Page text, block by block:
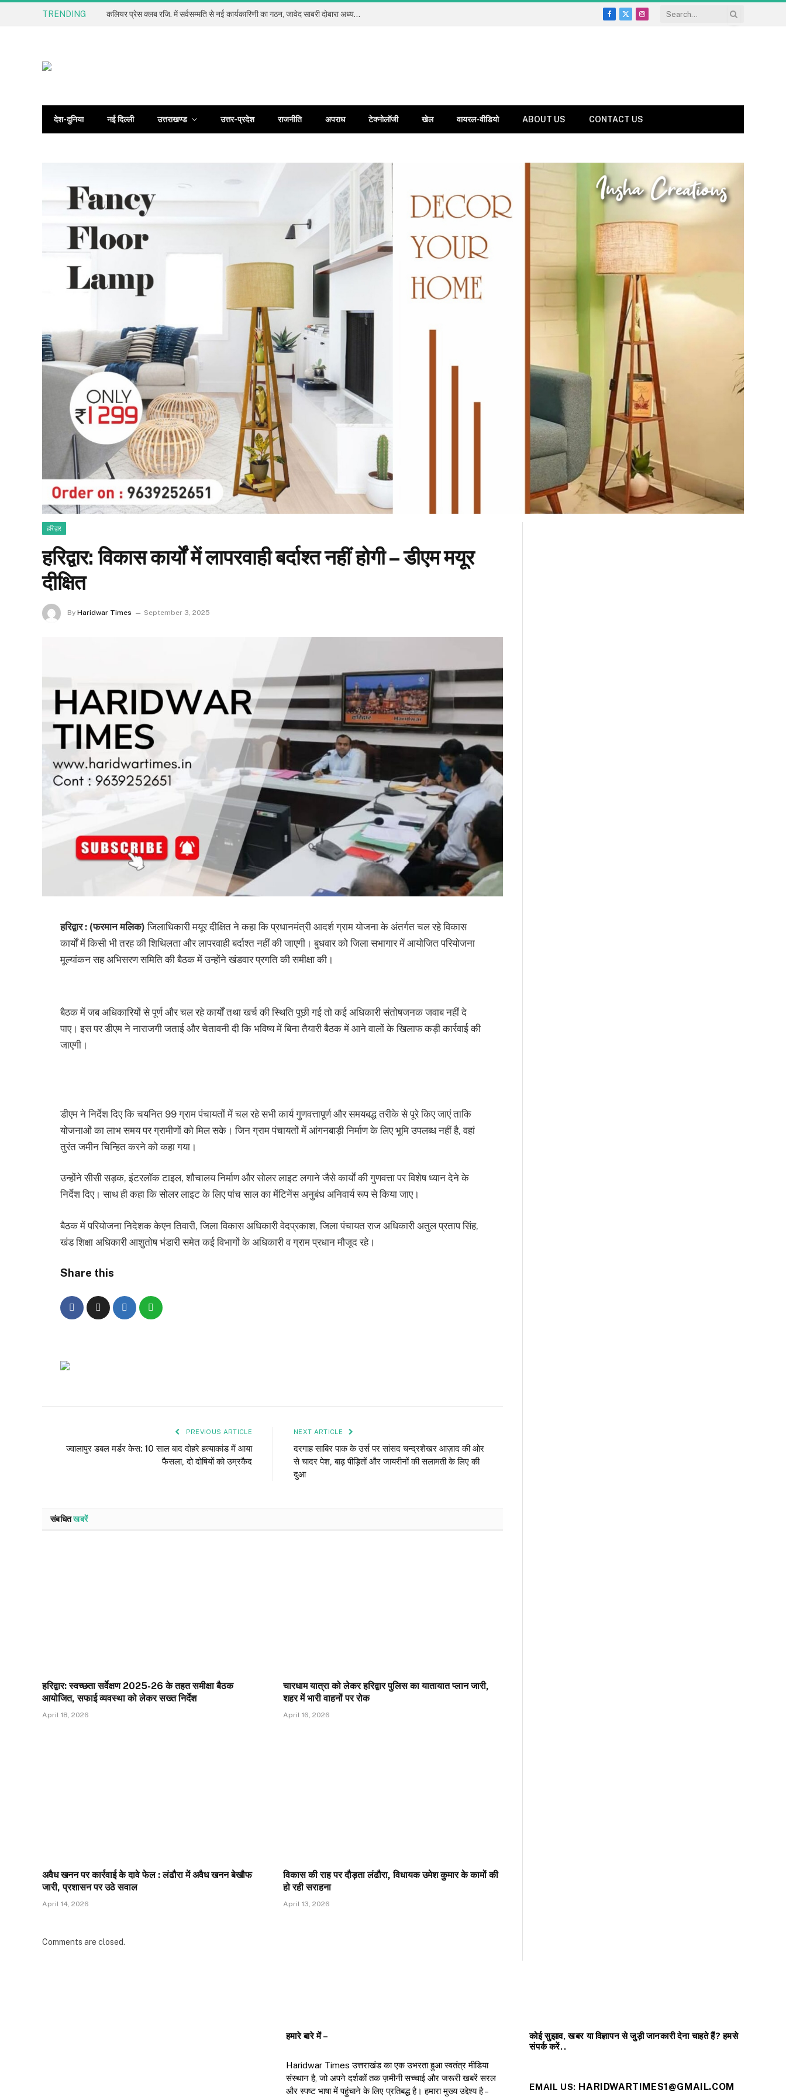
TRENDING कलियर प्रेस क्लब रजि. में सर्वसम्मति से नई कार्यकारिणी का गठन, जावेद साबरी दोबारा अध्यक्ष और जावेद अंसारी बने महामंत्री
Facebook
X
Instagram
देश-दुनिया नई दिल्ली उत्तराखण्ड उत्तर-प्रदेश राजनीति अपराध टेक्नोलॉजी खेल वायरल-वीडियो ABOUT US CONTACT US
हरिद्वार
हरिद्वार: विकास कार्यों में लापरवाही बर्दाश्त नहीं होगी – डीएम मयूर
दीक्षित
By Haridwar Times September 3, 2025
हरिद्वार : (फरमान मलिक) जिलाधिकारी मयूर दीक्षित ने कहा कि प्रधानमंत्री आदर्श ग्राम योजना के अंतर्गत चल रहे विकास
कार्यों में किसी भी तरह की शिथिलता और लापरवाही बर्दाश्त नहीं की जाएगी। बुधवार को जिला सभागार में आयोजित परियोजना
मूल्यांकन सह अभिसरण समिति की बैठक में उन्होंने खंडवार प्रगति की समीक्षा की।
बैठक में जब अधिकारियों से पूर्ण और चल रहे कार्यों तथा खर्च की स्थिति पूछी गई तो कई अधिकारी संतोषजनक जवाब नहीं दे
पाए। इस पर डीएम ने नाराजगी जताई और चेतावनी दी कि भविष्य में बिना तैयारी बैठक में आने वालों के खिलाफ कड़ी कार्रवाई की
जाएगी।
डीएम ने निर्देश दिए कि चयनित 99 ग्राम पंचायतों में चल रहे सभी कार्य गुणवत्तापूर्ण और समयबद्ध तरीके से पूरे किए जाएं ताकि
योजनाओं का लाभ समय पर ग्रामीणों को मिल सके। जिन ग्राम पंचायतों में आंगनबाड़ी निर्माण के लिए भूमि उपलब्ध नहीं है, वहां
तुरंत जमीन चिन्हित करने को कहा गया।
उन्होंने सीसी सड़क, इंटरलॉक टाइल, शौचालय निर्माण और सोलर लाइट लगाने जैसे कार्यों की गुणवत्ता पर विशेष ध्यान देने के
निर्देश दिए। साथ ही कहा कि सोलर लाइट के लिए पांच साल का मेंटिनेंस अनुबंध अनिवार्य रूप से किया जाए।
बैठक में परियोजना निदेशक केएन तिवारी, जिला विकास अधिकारी वेदप्रकाश, जिला पंचायत राज अधिकारी अतुल प्रताप सिंह,
खंड शिक्षा अधिकारी आशुतोष भंडारी समेत कई विभागों के अधिकारी व ग्राम प्रधान मौजूद रहे।
Share this
PREVIOUS ARTICLE
ज्वालापुर डबल मर्डर केस: 10 साल बाद दोहरे हत्याकांड में आया
फैसला, दो दोषियों को उम्रकैद
NEXT ARTICLE
दरगाह साबिर पाक के उर्स पर सांसद चन्द्रशेखर आज़ाद की ओर
से चादर पेश, बाढ़ पीड़ितों और जायरीनों की सलामती के लिए की
दुआ
संबधितखबरें
हरिद्वार: स्वच्छता सर्वेक्षण 2025-26 के तहत समीक्षा बैठक
आयोजित, सफाई व्यवस्था को लेकर सख्त निर्देश
April 18, 2026
चारधाम यात्रा को लेकर हरिद्वार पुलिस का यातायात प्लान जारी,
शहर में भारी वाहनों पर रोक
April 16, 2026
अवैध खनन पर कार्रवाई के दावे फेल : लंढौरा में अवैध खनन बेखौफ
जारी, प्रशासन पर उठे सवाल
April 14, 2026
विकास की राह पर दौड़ता लंढौरा, विधायक उमेश कुमार के कामों की
हो रही सराहना
April 13, 2026
Comments are closed.
हमारे बारे में –
Haridwar Times उत्तराखंड का एक उभरता हुआ स्वतंत्र मीडिया
संस्थान है, जो अपने दर्शकों तक ज़मीनी सच्चाई और जरूरी खबरें सरल
और स्पष्ट भाषा में पहुंचाने के लिए प्रतिबद्ध है। हमारा मुख्य उद्देश्य है –
कोई सुझाव, खबर या विज्ञापन से जुड़ी जानकारी देना चाहते हैं? हमसे
संपर्क करें..
EMAIL US: HARIDWARTIMES1@GMAIL.COM